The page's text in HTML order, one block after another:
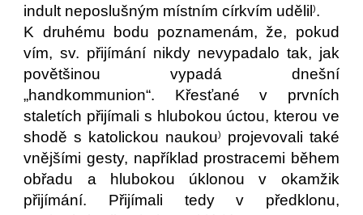
indult neposlušným místním církvím udělil).
K druhému bodu poznamenám, že, pokud
vím, sv. přijímání nikdy nevypadalo tak, jak
povětšinou vypadá dnešní
„handkommunion“. Křesťané v prvních
staletích přijímali s hlubokou úctou, kterou ve
shodě s katolickou naukou)
projevovali také
vnějšími gesty, například prostracemi během
obřadu a hlubokou úklonou v okamžik
přijímání. Přijímali tedy v předklonu,